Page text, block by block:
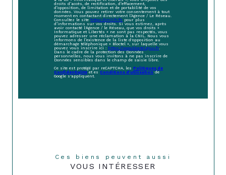
droits d’accès, de rectification, d’effacement,
d’opposition, de limitation et de portabilité de vos
données. Vous pouvez retirer votre consentement à tout
moment en contactant directement l’Agence / Le Réseau.
Consultez le site https://cnil.fr/fr pour plus
d’informations sur vos droits. Si vous estimez, après
avoir contacté l'Agence / le Réseau, que vos droits «
Informatique et Libertés » ne sont pas respectés, vous
pouvez adresser une réclamation à la CNIL. Nous vous
informons de l’existence de la liste d'opposition au
démarchage téléphonique « Bloctel », sur laquelle vous
pouvez vous inscrire ici : https://www.bloctel.gouv.fr.
Dans le cadre de la protection des Données
personnelles, nous vous invitons à ne pas inscrire de
Données sensibles dans le champ de saisie libre.
Ce site est protégé par reCAPTCHA, lesPolitiques de
Confidentialité et esConditions d'utilisation de
Google s'appliquent.
Ces biens peuvent aussi
VOUS INTÉRESSER